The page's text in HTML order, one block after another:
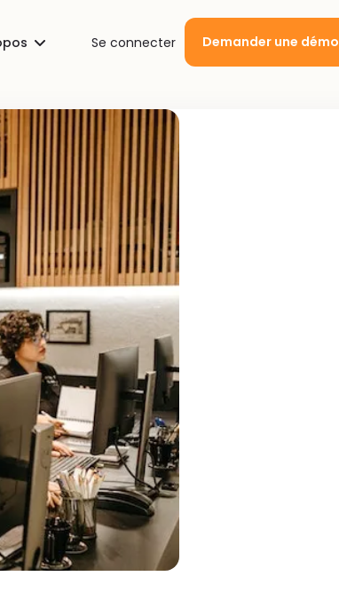
Se connecter Demander une démo